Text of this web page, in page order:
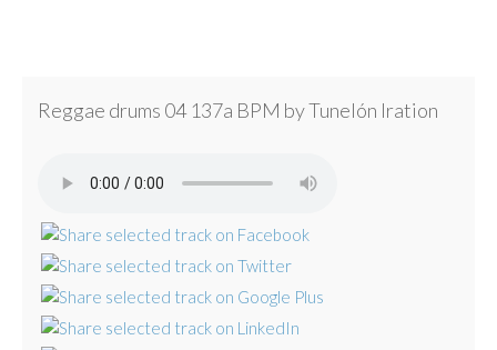
Reggae drums 04 137a BPM by Tunelón Iration